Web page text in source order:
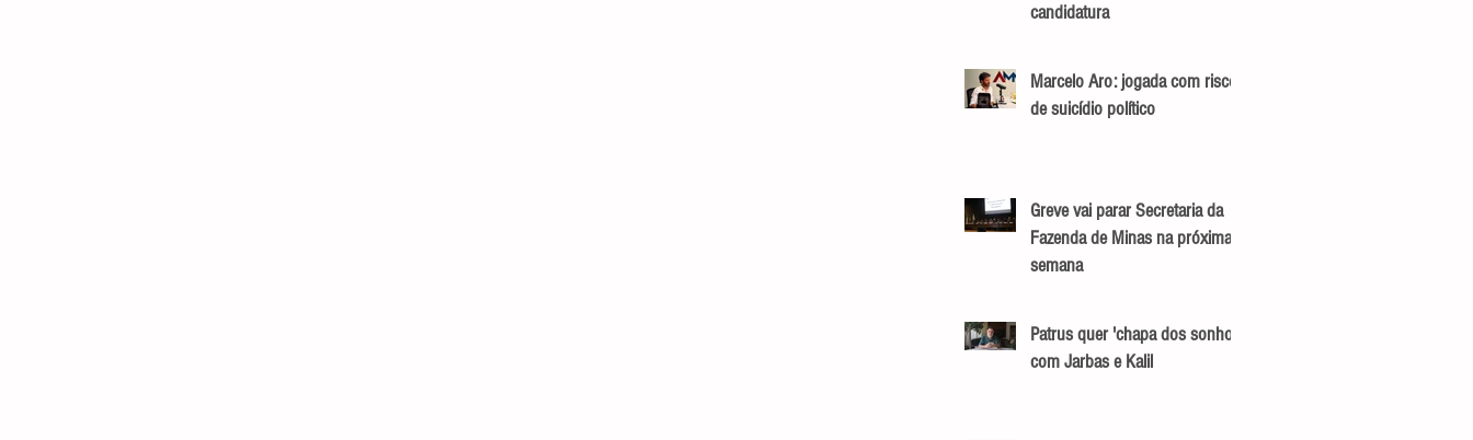
candidatura
Marcelo Aro: jogada com risco
de suicídio político
Greve vai parar Secretaria da
Fazenda de Minas na próxima
semana
Patrus quer 'chapa dos sonhos'
com Jarbas e Kalil